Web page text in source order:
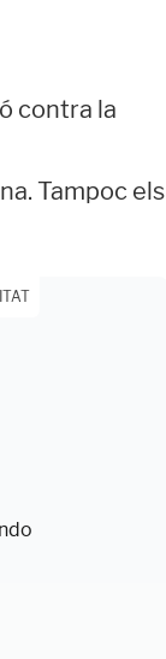
contra la
Tampoc els